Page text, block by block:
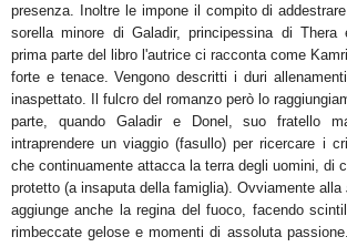
presenza. Inoltre le impone il compito di
sorella minore di Galadir, principessina di
prima parte del libro l'autrice ci racconta come
forte e tenace. Vengono descritti i duri
inaspettato. Il fulcro del romanzo però lo
parte, quando Galadir e Donel, suo fratello
intraprendere un viaggio (fasullo) per ricercare i
che continuamente attacca la terra degli uomini, di
protetto (a insaputa della famiglia). Ovviamente alla
aggiunge anche la regina del fuoco, facendo
rimbeccate gelose e momenti di assoluta